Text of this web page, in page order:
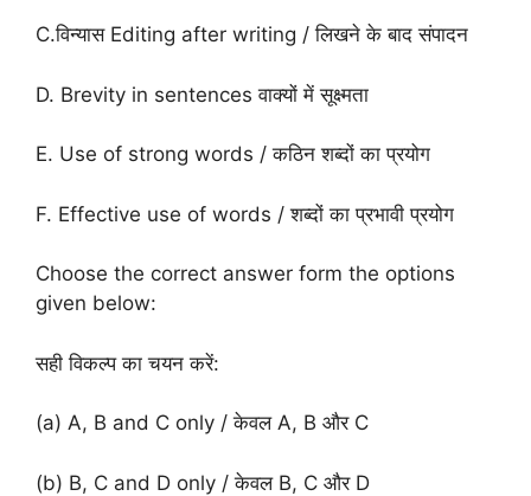
C.विन्यास Editing after writing / लिखने के बाद संपादन
D. Brevity in sentences वाक्यों में सूक्ष्मता
E. Use of strong words / कठिन शब्दों का प्रयोग
F. Effective use of words / शब्दों का प्रभावी प्रयोग
Choose the correct answer form the options
given below:
सही विकल्प का चयन करें:
(a) A, B and C only / केवल A, B और C
(b) B, C and D only / केवल B, C और D